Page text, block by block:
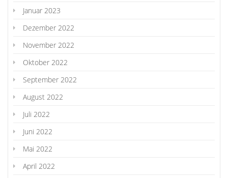
Januar 2023
Dezember 2022
November 2022
Oktober 2022
September 2022
August 2022
Juli 2022
Juni 2022
Mai 2022
April 2022